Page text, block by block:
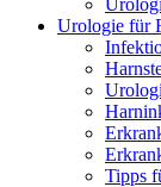
Urologie für
Tipps